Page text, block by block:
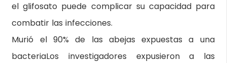
el glifosato puede complicar su capacidad para
combatir las infecciones.
Murió el 90% de las abejas expuestas a una
bacteriaLos investigadores expusieron a las